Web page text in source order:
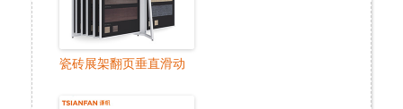
瓷砖展架翻页垂直滑动